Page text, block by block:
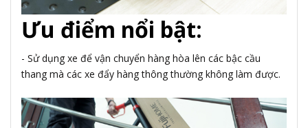
Ưu điểm nổi bật:
- Sử dụng xe để vận chuyển hàng hòa lên các bậc cầu
thang mà các xe đẩy hàng thông thường không làm được.